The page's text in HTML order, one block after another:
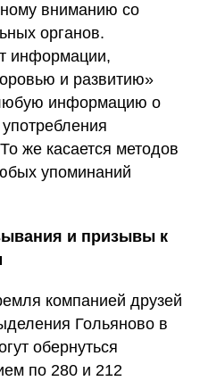
вниманию со
органов.
информации,
и развитию»
информацию о
же касается методов
упоминаний
и призывы к
компанией друзей
Гольяново в
обернуться
по 280 и 212